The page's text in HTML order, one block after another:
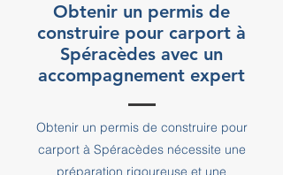
Obtenir un permis de
construire pour carport à
Spéracèdes avec un
accompagnement expert
Obtenir un permis de construire pour
carport à Spéracèdes nécessite une
préparation rigoureuse et une